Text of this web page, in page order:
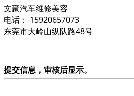
文豪汽车维修美容
电话： 15920657073
东莞市大岭山纵队路48号
提交信息，审核后显示。